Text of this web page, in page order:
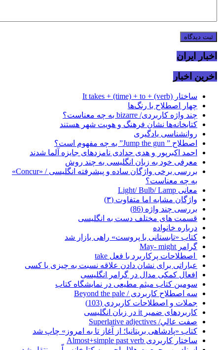
اخبار ایران
اخرین اخبار
ساختار It takes + (time) + to + (verb)
چهار اصطلاح با رنگ‌ها
چند واژه کاربردی/ bizarre به چه معناست؟
کتابخانه‌ها نشان‌ فرهنگ و هویت شهر هستند
روانشناسی یادگیری
اصطلاح ” Jump the gun” به چه مفهوم است؟
احمد اکبرپور و هدی حدادی نامزدهای جایزه آلما شدند
معرفی خود به زبان انگلیسی به چند روش
بررسی برخی واژگان ساده و پیشرفته انگلیسی / «Concur»
به چه معناست؟
معانی Light/ Bulb/ Lamp
واژگان مشابه اما متفاوت (۳)
بررسی چند واژه (86)
قسمت های مختلف دست به انگلیسی
درباره خانواده
کتاب «تابستانی با پروست» راهی بازار شد
گرامر May- might
اصطلاحات پرکاربرد با فعل take
عباراتی برای نشان دادن علاقه نسبت به چیزی یا کسی
افعال کمکی مدال در گرامر انگلیسی
سومین کتاب میثم مطیعی در نمایشگاه کتاب
سه اصطلاح کاربردی / Beyond the pale
جملات و اصطلاحات کاربردی (103)
کاربردهای ضمیر it در زبان انگلیسی
صفت عالي/ Superlative adjectives
کتاب «پادشاهی بریتانیا؛ از آغاز تا به امروز» چاپ شد
ساختار کاربردی Almost+simple past verb